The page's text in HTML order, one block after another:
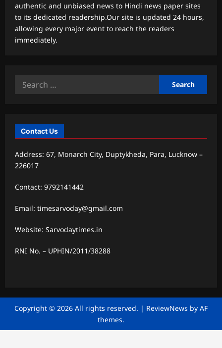
authentic and unbiased news to Hindi news paper sites
to its dedicated readership.Our site is updated 24 hours,
allowing every major event to reach the readers
immediately.
Search
Contact Us
Address: 67, Monarch City, Duptykheda, Para, Lucknow –
226017
Contact: 9792141442
Email: timesarvoday@gmail.com
Website: Sarvodaytimes.in
RNI No. – UPHIN/2011/38288
Copyright © 2026 All rights reserved. | ReviewNews by AF
themes.